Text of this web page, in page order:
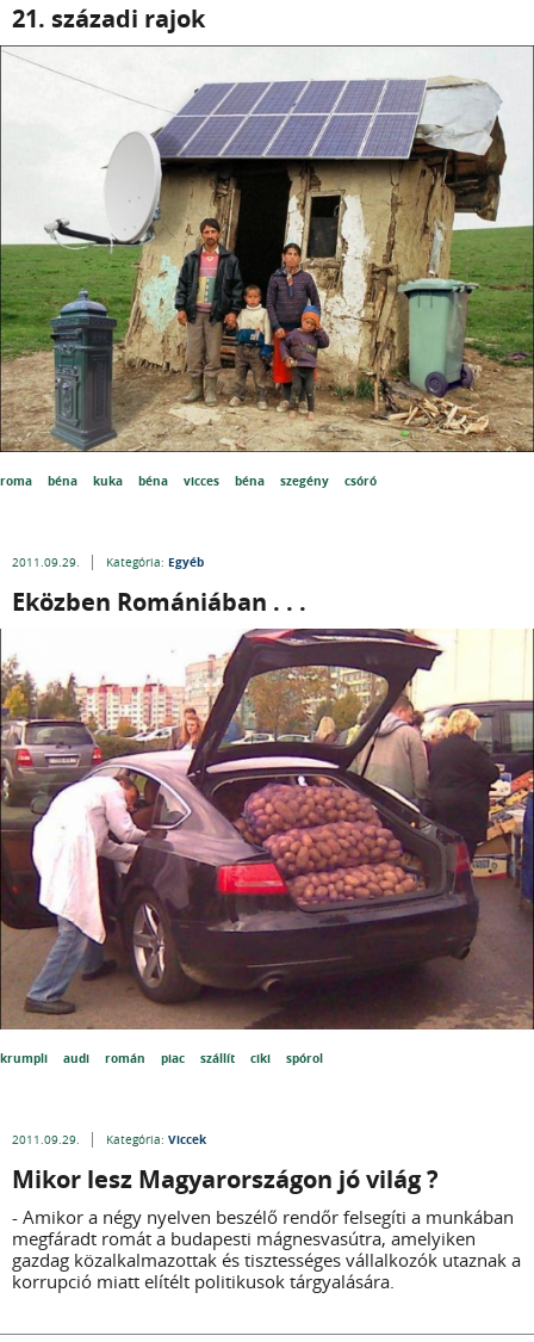
21. századi rajok
roma béna kuka béna vicces béna szegény csóró
2011.09.29. Kategória: Egyéb
Eközben Romániában . . .
krumpli audi román piac szállít ciki spórol
2011.09.29. Kategória: Viccek
Mikor lesz Magyarországon jó világ ?
- Amikor a négy nyelven beszélő rendőr felsegíti a munkában
megfáradt romát a budapesti mágnesvasútra, amelyiken
gazdag közalkalmazottak és tisztességes vállalkozók utaznak a
korrupció miatt elítélt politikusok tárgyalására.